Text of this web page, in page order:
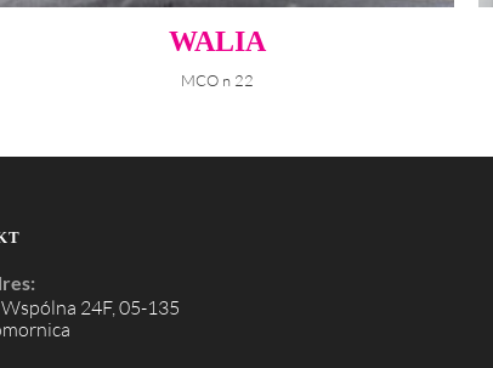
WALIA
MCO n 22
24F, 05-135